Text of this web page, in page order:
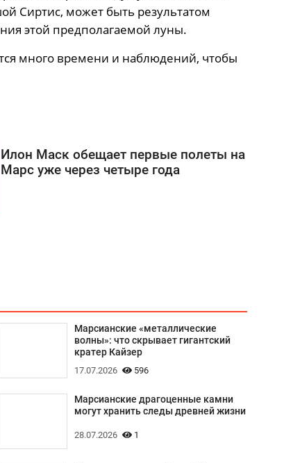
Сиртис, может быть результатом
этой предполагаемой луны.
много времени и наблюдений, чтобы
Илон Маск обещает первые полеты на
Марс уже через четыре года
Марсианские «металлические
волны»: что скрывает гигантский
кратер Кайзер
17.07.2026 596
Марсианские драгоценные камни
могут хранить следы древней жизни
28.07.2026 1